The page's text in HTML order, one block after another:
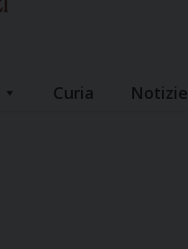
Curia Notizie